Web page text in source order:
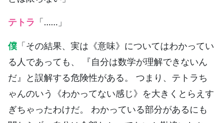
テトラ 「……」
僕 「その結果、実は《意味》についてはわかってい
る人であっても、 『自分は数学が理解できないん
だ』と誤解する危険性がある。 つまり、テトラち
ゃんのいう《わかってない感じ》を大きくとらえす
ぎちゃったわけだ。 わかっている部分があるにも